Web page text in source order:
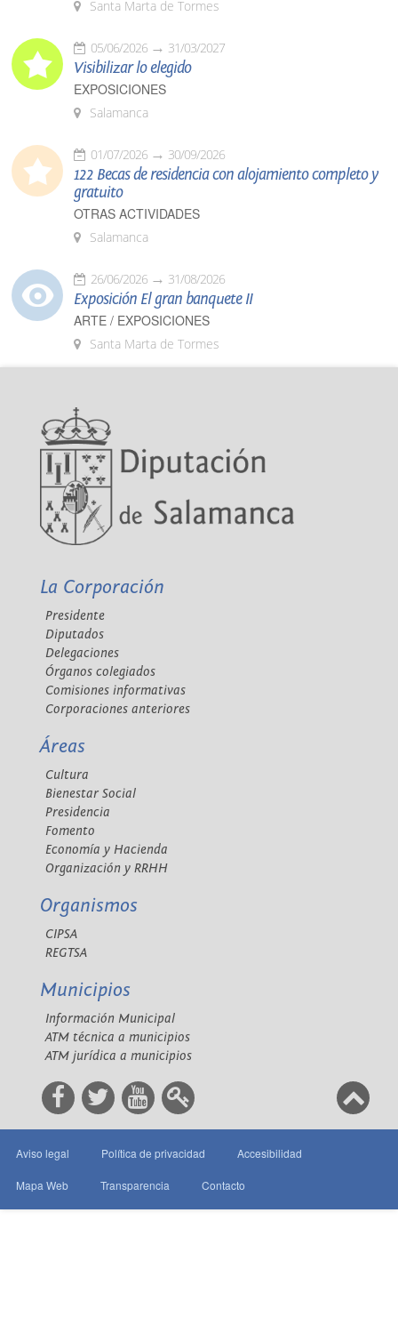
Santa Marta de Tormes
05/06/2026 31/03/2027
Visibilizar lo elegido
EXPOSICIONES
Salamanca
01/07/2026 30/09/2026
122 Becas de residencia con alojamiento completo y
gratuito
OTRAS ACTIVIDADES
Salamanca
26/06/2026 31/08/2026
Exposición El gran banquete II
ARTE / EXPOSICIONES
Santa Marta de Tormes
La Corporación
Presidente
Diputados
Delegaciones
Órganos colegiados
Comisiones informativas
Corporaciones anteriores
Áreas
Cultura
Bienestar Social
Presidencia
Fomento
Economía y Hacienda
Organización y RRHH
Organismos
CIPSA
REGTSA
Municipios
Información Municipal
ATM técnica a municipios
ATM jurídica a municipios
Aviso legal Política de privacidad Accesibilidad
Mapa Web Transparencia Contacto